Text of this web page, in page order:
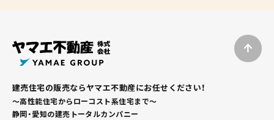
建売住宅の販売ならヤマエ不動産にお任せください！
～高性能住宅からローコスト系住宅まで～
静岡・愛知の建売トータルカンパニー